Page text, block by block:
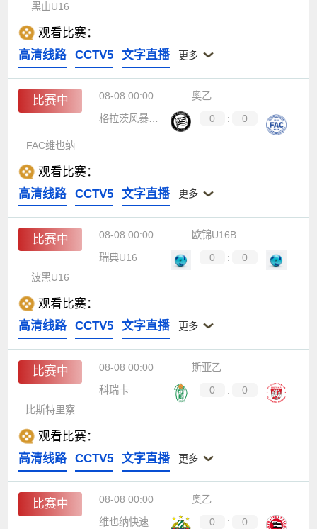
黑山U16
观看比赛：
高清线路
CCTV5 文字直播 更多
比赛中 08-08 00:00
奥乙
格拉茨风暴青年队
0 : 0
FAC维也纳
观看比赛：
高清线路
CCTV5 文字直播 更多
比赛中 08-08 00:00
欧锦U16B
瑞典U16
0 :
0
波黑U16
观看比赛：
高清线路
CCTV5 文字直播 更多
比赛中 08-08 00:00
斯亚乙
科瑞卡
0 :
0
比斯特里察
观看比赛：
高清线路
CCTV5 文字直播 更多
比赛中 08-08 00:00
奥乙
维也纳快速青年队
0 :
0